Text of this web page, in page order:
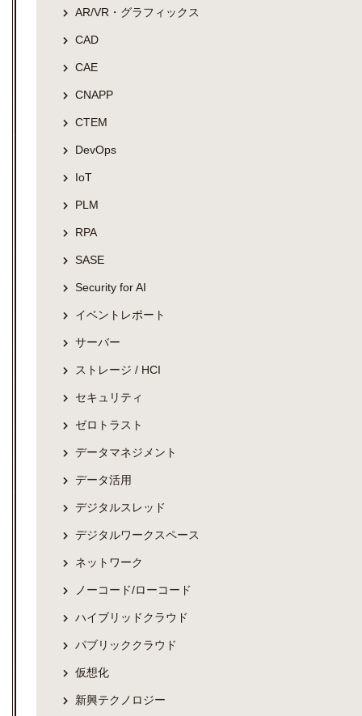
AR/VR・グラフィックス
CAD
CAE
CNAPP
CTEM
DevOps
IoT
PLM
RPA
SASE
Security for AI
イベントレポート
サーバー
ストレージ / HCI
セキュリティ
ゼロトラスト
データマネジメント
データ活用
デジタルスレッド
デジタルワークスペース
ネットワーク
ノーコード/ローコード
ハイブリッドクラウド
パブリッククラウド
仮想化
新興テクノロジー